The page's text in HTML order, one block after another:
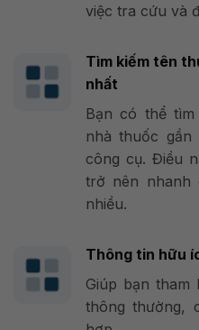
việc tra cứu và
Tìm kiếm tên
nhất
Bạn có thể
nhà thuốc
công cụ. Điều
trở nên nhanh
nhiều.
Thông tin hữu
Giúp bạn tham
thông thường,